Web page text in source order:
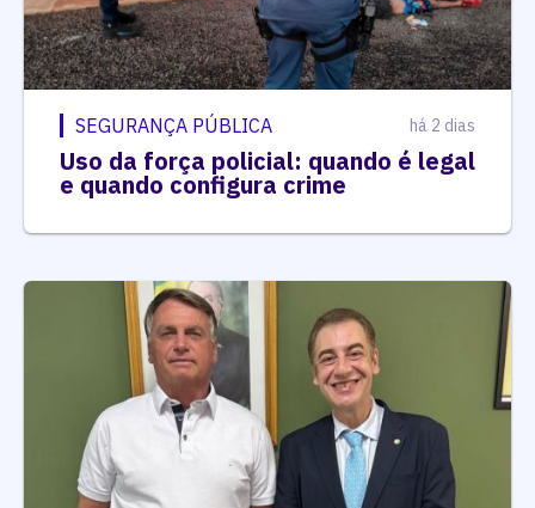
SEGURANÇA PÚBLICA há 2 dias
Uso da força policial: quando é legal
e quando configura crime